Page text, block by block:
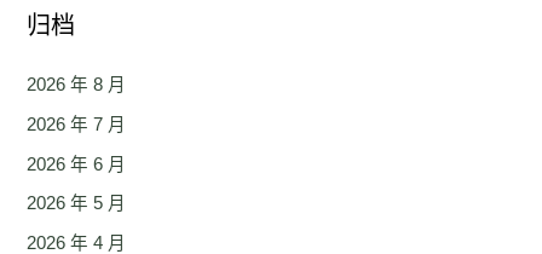
归档
2026 年 8 月
2026 年 7 月
2026 年 6 月
2026 年 5 月
2026 年 4 月